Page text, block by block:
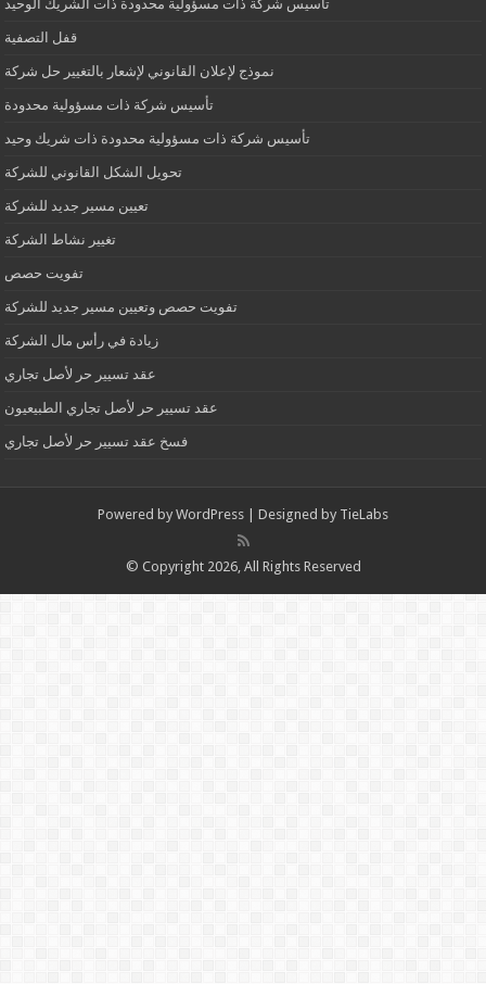
تأسيس شركة ذات مسؤولية محدودة ذات الشريك الوحيد
قفل التصفية
نموذج لإعلان القانوني لإشعار بالتغيير حل شركة
تأسيس شركة ذات مسؤولية محدودة
تأسيس شركة ذات مسؤولية محدودة ذات شريك وحيد
تحويل الشكل القانوني للشركة
تعيين مسير جديد للشركة
تغيير نشاط الشركة
تفويت حصص
تفويت حصص وتعيين مسير جديد للشركة
زيادة في رأس مال الشركة
عقد تسيير حر لأصل تجاري
عقد تسيير حر لأصل تجاري الطبيعيون
فسخ عقد تسيير حر لأصل تجاري
Powered by WordPress | Designed by TieLabs
© Copyright 2026, All Rights Reserved